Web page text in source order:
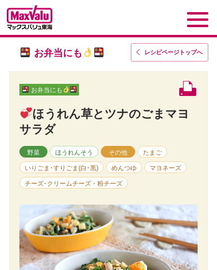
レシピページトップへ
お弁当にも
お弁当にも
ほうれん草とツナのごまマヨ
サラダ
野菜 ほうれんそう その他 たまご
いりごま･すりごま(白･黒) めんつゆ マヨネーズ
チーズ･クリームチーズ・粉チーズ